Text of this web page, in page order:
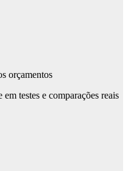
orçamentos
testes e comparações reais